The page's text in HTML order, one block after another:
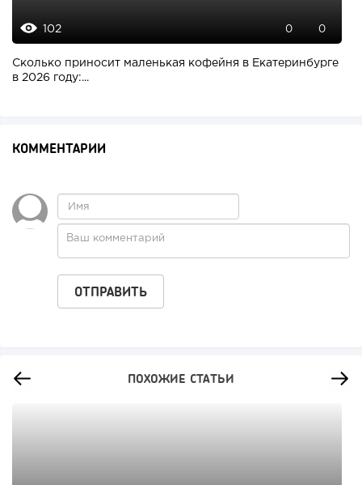
102 0 0
Сколько приносит маленькая кофейня в Екатеринбурге
в 2026 году:...
КОММЕНТАРИИ
ПОХОЖИЕ СТАТЬИ